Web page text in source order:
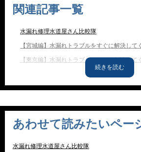
関連記事一覧
水漏れ修理水道屋さん比較隊
【宮城編】水漏れトラブルをすぐに解決して
【東京編】水漏れトラブルをすぐに解決して
【神奈川編】水漏れトラブルをすぐに解決し
水漏れを起こす場所ごとに修理方法を解説す
知っておきたい！水道豆知識
水漏れ経験者の声
あわせて読みたいペー
水漏れ修理水道屋さん比較隊